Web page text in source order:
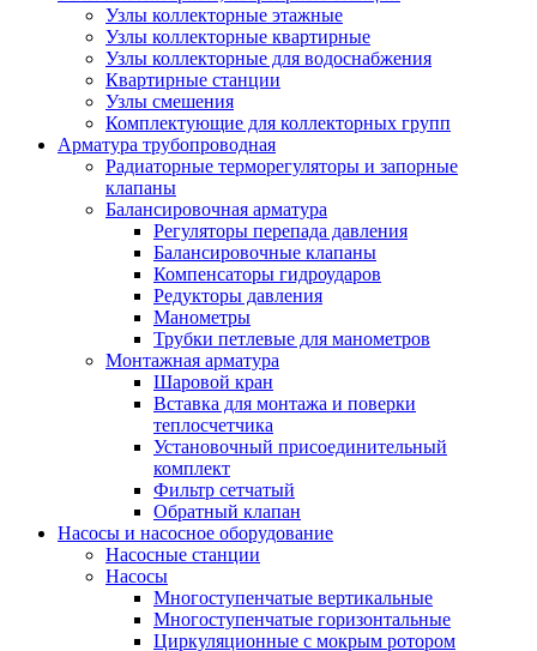
Узлы коллекторные этажные
Узлы коллекторные квартирные
Узлы коллекторные для водоснабжения
Квартирные станции
Узлы смешения
Комплектующие для коллекторных групп
Арматура трубопроводная
Радиаторные терморегуляторы и запорные
клапаны
Балансировочная арматура
Регуляторы перепада давления
Балансировочные клапаны
Компенсаторы гидроударов
Редукторы давления
Манометры
Трубки петлевые для манометров
Монтажная арматура
Шаровой кран
Вставка для монтажа и поверки
теплосчетчика
Установочный присоединительный
комплект
Фильтр сетчатый
Обратный клапан
Насосы и насосное оборудование
Насосные станции
Насосы
Многоступенчатые вертикальные
Многоступенчатые горизонтальные
Циркуляционные с мокрым ротором